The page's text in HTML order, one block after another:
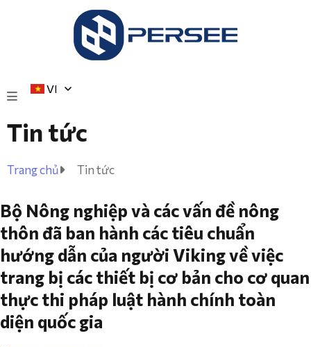
VI
Tin tức
Trang chủ Tin tức
Bộ Nông nghiệp và các vấn đề nông
thôn đã ban hành các tiêu chuẩn
hướng dẫn của người Viking về việc
trang bị các thiết bị cơ bản cho cơ quan
thực thi pháp luật hành chính toàn
diện quốc gia